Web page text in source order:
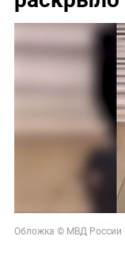
Обложка © МВД России